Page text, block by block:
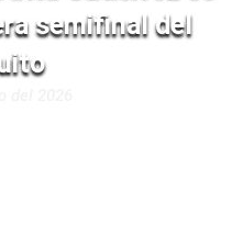
semifinal del